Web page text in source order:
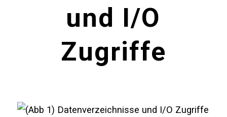
und I/O
Zugriffe